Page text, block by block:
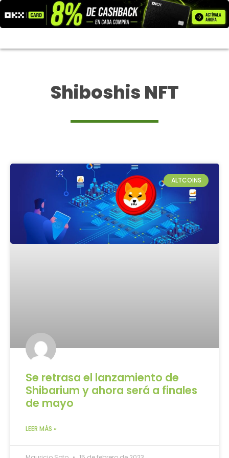
al
contenido
Shiboshis NFT
ALTCOINS
Se retrasa el lanzamiento de
Shibarium y ahora será a finales
de mayo
LEER MÁS »